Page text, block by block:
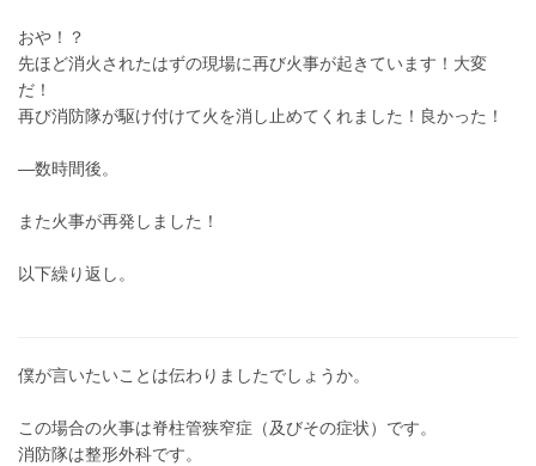
おや！？
先ほど消火されたはずの現場に再び火事が起きています！大変
だ！
再び消防隊が駆け付けて火を消し止めてくれました！良かった！
―数時間後。
また火事が再発しました！
以下繰り返し。
僕が言いたいことは伝わりましたでしょうか。
この場合の火事は脊柱管狭窄症（及びその症状）です。
消防隊は整形外科です。